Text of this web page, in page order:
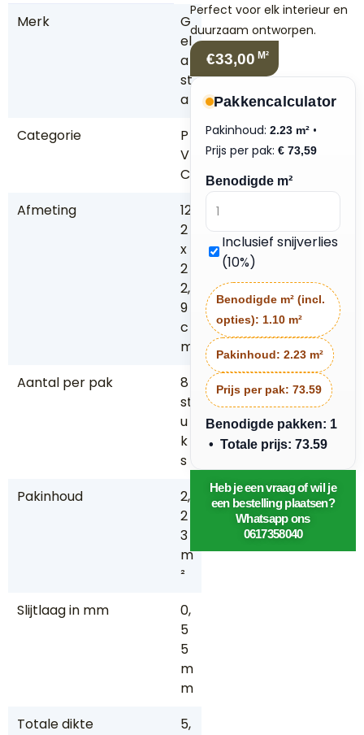
Merk
G
el
a
st
a
Categorie
P
V
C
Afmeting
12
2
x
2
2,
9
c
m
Aantal per pak
8
st
u
k
s
Pakinhoud
2,
2
3
m
²
Slijtlaag in mm
0,
5
5
m
m
Totale dikte
5,
Perfect voor elk interieur en
duurzaam ontworpen.
€33,00 M²
Pakkencalculator
Pakinhoud: 2.23 m² •
Prijs per pak: € 73,59
Benodigde m²
Inclusief snijverlies
(10%)
Benodigde m² (incl.
opties): 1.10 m²
Pakinhoud: 2.23 m²
Prijs per pak: 73.59
Benodigde pakken: 1
• Totale prijs: 73.59
Heb je een vraag of wil je
een bestelling plaatsen?
Whatsapp ons
0617358040